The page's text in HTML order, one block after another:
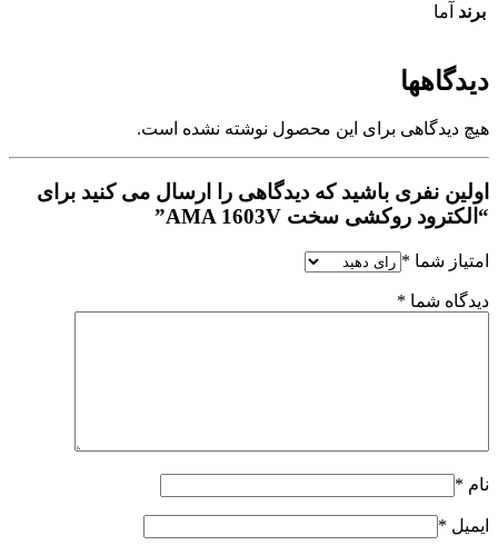
برند آما
دیدگاهها
هیچ دیدگاهی برای این محصول نوشته نشده است.
اولین نفری باشید که دیدگاهی را ارسال می کنید برای
“الکترود روکشی سخت AMA 1603V”
امتیاز شما *
دیدگاه شما *
نام *
ایمیل *